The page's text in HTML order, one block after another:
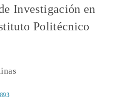
Investigación en
Politécnico